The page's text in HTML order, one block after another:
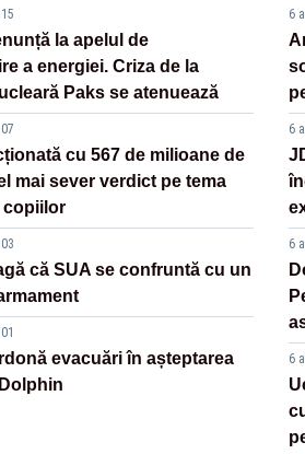
la apelul de
a energiei. Criza de la
Paks se atenuează
cu 567 de milioane de
mai sever verdict pe tema
copiilor
că SUA se confruntă cu un
evacuări în așteptarea
6
6
6
6